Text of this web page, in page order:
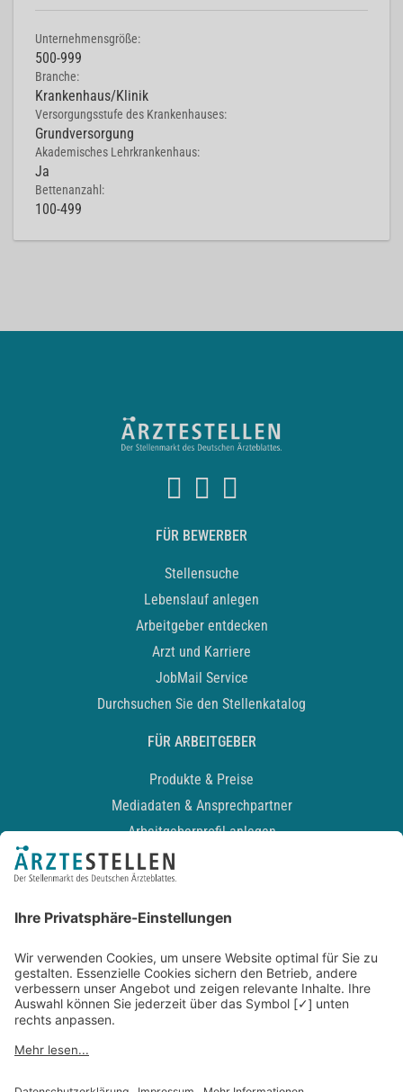
Unternehmensgröße:
500-999
Branche:
Krankenhaus/Klinik
Versorgungsstufe des Krankenhauses:
Grundversorgung
Akademisches Lehrkrankenhaus:
Ja
Bettenanzahl:
100-499
FÜR BEWERBER
Stellensuche
Lebenslauf anlegen
Arbeitgeber entdecken
Arzt und Karriere
JobMail Service
Durchsuchen Sie den Stellenkatalog
FÜR ARBEITGEBER
Produkte & Preise
Mediadaten & Ansprechpartner
Arbeitgeberprofil anlegen
Recruiting-Podcast
Kontakt
Datenschutz
Newsletter